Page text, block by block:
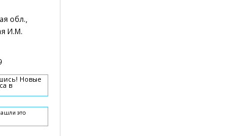
обл.,
И.М.
Новые
в
это